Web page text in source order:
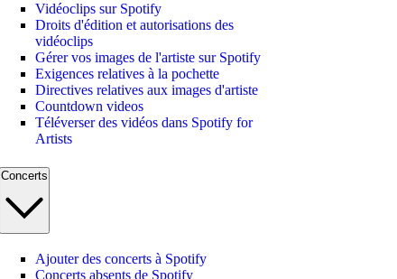
Vidéoclips sur Spotify
Droits d'édition et autorisations des
vidéoclips
Gérer vos images de l'artiste sur Spotify
Exigences relatives à la pochette
Directives relatives aux images d'artiste
Countdown videos
Téléverser des vidéos dans Spotify for
Artists
Concerts
Ajouter des concerts à Spotify
Concerts absents de Spotify